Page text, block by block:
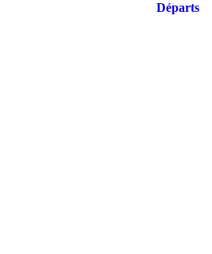
Départs